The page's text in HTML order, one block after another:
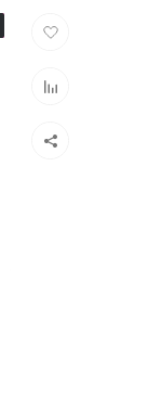
Добавить
Добавить